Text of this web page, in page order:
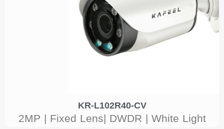
KR-L102R40-CV
2MP | Fixed Lens| DWDR | White Light